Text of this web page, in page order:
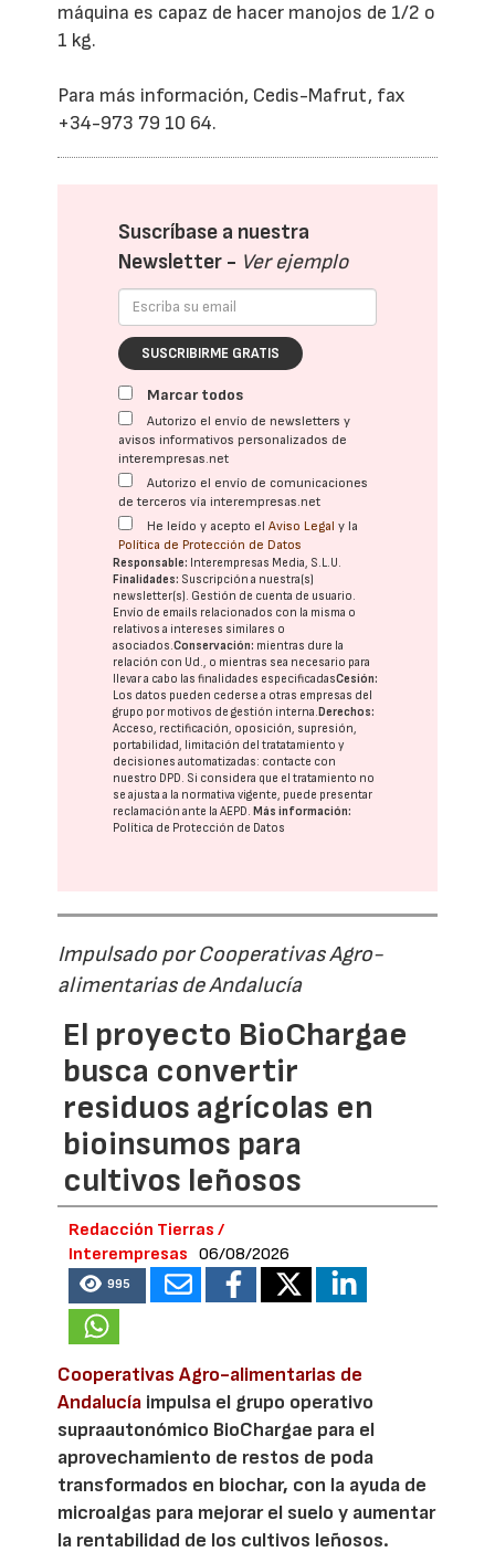
máquina es capaz de hacer manojos de 1/2 o
1 kg.
Para más información, Cedis-Mafrut, fax
+34-973 79 10 64.
Suscríbase a nuestra
Newsletter - Ver ejemplo
SUSCRIBIRME GRATIS
Marcar todos
Autorizo el envío de newsletters y
avisos informativos personalizados de
interempresas.net
Autorizo el envío de comunicaciones
de terceros vía interempresas.net
He leído y acepto elAviso Legal y la
Política de Protección de Datos
Responsable: Interempresas Media, S.L.U.
Finalidades: Suscripción a nuestra(s)
newsletter(s). Gestión de cuenta de usuario.
Envío de emails relacionados con la misma o
relativos a intereses similares o
asociados.Conservación: mientras dure la
relación con Ud., o mientras sea necesario para
llevar a cabo las finalidades especificadasCesión:
Los datos pueden cederse a otras empresas del
grupo por motivos de gestión interna.Derechos:
Acceso, rectificación, oposición, supresión,
portabilidad, limitación del tratatamiento y
decisiones automatizadas: contacte con
nuestro DPD. Si considera que el tratamiento no
se ajusta a la normativa vigente, puede presentar
reclamación ante laAEPD.Más información:
Política de Protección de Datos
Impulsado por Cooperativas Agro-
alimentarias de Andalucía
El proyecto BioChargae
busca convertir
residuos agrícolas en
bioinsumos para
cultivos leñosos
Redacción Tierras /
Interempresas
06/08/2026
995
Cooperativas Agro-alimentarias de
Andalucía impulsa el grupo operativo
supraautonómico BioChargae para el
aprovechamiento de restos de poda
transformados en biochar, con la ayuda de
microalgas para mejorar el suelo y aumentar
la rentabilidad de los cultivos leñosos.